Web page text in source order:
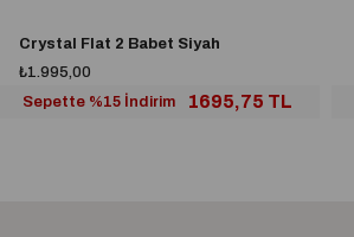
Crystal Flat 2 Babet Siyah
₺1.995,00
Sepette %15 İndirim
1695,75 TL